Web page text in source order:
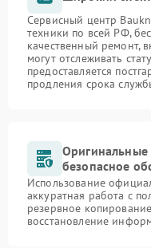
Сервисный центр
техники по всей РФ,
качественный ремонт,
могут отслеживать
предоставляется
продления срока
безопасное
Использование
аккуратная работа с
резервное
восстановление